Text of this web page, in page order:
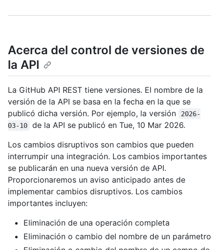
Acerca del control de versiones de
la API
La GitHub API REST tiene versiones. El nombre de la
versión de la API se basa en la fecha en la que se
publicó dicha versión. Por ejemplo, la versión
2026-
03-10
de la API se publicó en Tue, 10 Mar 2026.
Los cambios disruptivos son cambios que pueden
interrumpir una integración. Los cambios importantes
se publicarán en una nueva versión de API.
Proporcionaremos un aviso anticipado antes de
implementar cambios disruptivos. Los cambios
importantes incluyen:
Eliminación de una operación completa
Eliminación o cambio del nombre de un parámetro